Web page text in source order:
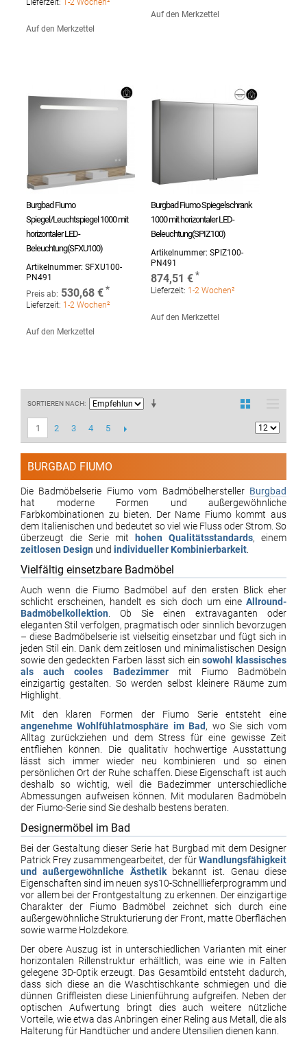
BURGBAD FIUMO
Die Badmöbelserie Fiumo vom Badmöbelhersteller Burgbad
hat moderne Formen und außergewöhnliche
Farbkombinationen zu bieten. Der Name Fiumo kommt aus
dem Italienischen und bedeutet so viel wie Fluss oder Strom. So
überzeugt die Serie mit
hohen Qualitätsstandards, einem
zeitlosen Design und individueller Kombinierbarkeit
Vielfältig einsetzbare Badmöbel
Auch wenn die Fiumo Badmöbel auf den ersten Blick eher
schlicht erscheinen, handelt es sich doch um eine Allround-
Badmöbelkollektion. Ob Sie einen extravaganten oder
eleganten Stil verfolgen, pragmatisch oder sinnlich bevorzugen
– diese Badmöbelserie ist vielseitig einsetzbar und fügt sich in
jeden Stil ein. Dank dem zeitlosen und minimalistischen Design
sowie den gedeckten Farben lässt sich einsowohl klassisches
als auch cooles Badezimmermit Fiumo Badmöbeln
einzigartig gestalten. So werden selbst kleinere Räume zum
Highlight.
Mit den klaren Formen der Fiumo Serie entsteht eine
angenehme Wohlfühlatmosphäre im Bad, wo Sie sich vom
Alltag zurückziehen und dem Stress für eine gewisse Zeit
entfliehen können. Die qualitativ hochwertige Ausstattung
lässt sich immer wieder neu kombinieren und so einen
persönlichen Ort der Ruhe schaffen. Diese Eigenschaft ist auch
deshalb so wichtig, weil die Badezimmer unterschiedliche
Abmessungen aufweisen können. Mit modularen Badmöbeln
der Fiumo-Serie sind Sie deshalb bestens beraten.
Designermöbel im Bad
Bei der Gestaltung dieser Serie hat Burgbad mit dem Designer
Patrick Frey zusammengearbeitet, der fürWandlungsfähigkeit
und außergewöhnliche Ästhetikbekannt ist. Genau diese
Eigenschaften sind im neuen sys10-Schnelllieferprogramm und
vor allem bei der Frontgestaltung zu erkennen. Der einzigartige
Charakter der Fiumo Badmöbel zeichnet sich durch eine
außergewöhnliche Strukturierung der Front, matte Oberflächen
sowie warme Holzdekore.
Der obere Auszug ist in unterschiedlichen Varianten mit einer
horizontalen Rillenstruktur erhältlich, was eine wie in Falten
gelegene 3D-Optik erzeugt. Das Gesamtbild entsteht dadurch,
dass sich diese an die Waschtischkante schmiegen und die
dünnen Griffleisten diese Linienführung aufgreifen. Neben der
optischen Aufwertung bringt dies auch weitere nützliche
Vorteile, wie etwa das Anbringen einer Reling aus Metall, die als
Halterung für Handtücher und andere Utensilien dienen kann.
Lieferzeit: 1-2 Wochen²
Auf den Merkzettel
Auf den Merkzettel
Burgbad Fiumo
Spiegel/Leuchtspiegel 1000 mit
horizontaler LED-
Beleuchtung(SFXU100)
Artikelnummer: SFXU100-
PN491
Preis ab: 530,68 €
Lieferzeit: 1-2 Wochen²
Auf den Merkzettel
Burgbad Fiumo Spiegelschrank
1000 mit horizontaler LED-
Beleuchtung(SPIZ100)
Artikelnummer:SPIZ100-
PN491
874,51 €
Lieferzeit: 1-2 Wochen²
Auf den Merkzettel
SORTIEREN NACH
1 2 3 4 5